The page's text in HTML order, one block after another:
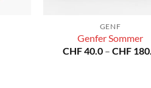
GENF
Genfer Sommer
CHF40.0 – CHF